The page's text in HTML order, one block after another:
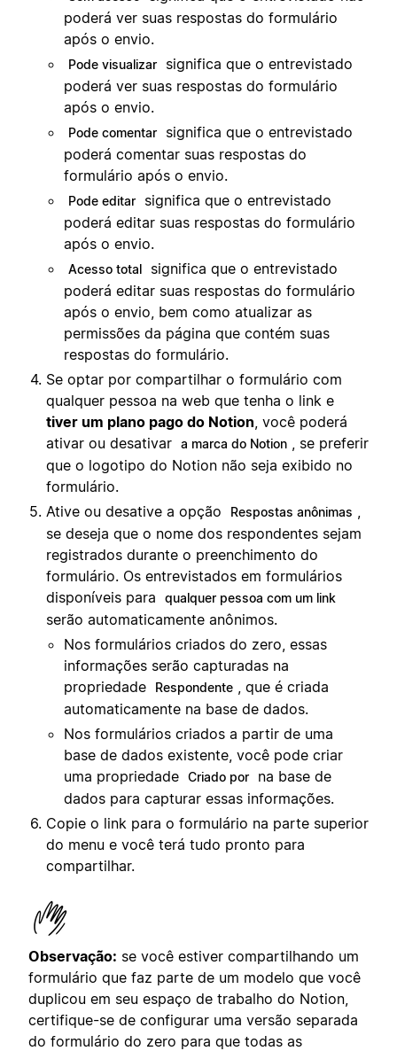
poderá ver suas respostas do formulário
após o envio.
Pode visualizar
significa que o entrevistado
poderá ver suas respostas do formulário
após o envio.
Pode comentar
significa que o entrevistado
poderá comentar suas respostas do
formulário após o envio.
Pode editar
significa que o entrevistado
poderá editar suas respostas do formulário
após o envio.
Acesso total
significa que o entrevistado
poderá editar suas respostas do formulário
após o envio, bem como atualizar as
permissões da página que contém suas
respostas do formulário.
Se optar por compartilhar o formulário com
qualquer pessoa na web que tenha o link e
tiver um plano pago do Notion, você poderá
ativar ou desativar a marca do Notion , se preferir
que o logotipo do Notion não seja exibido no
formulário.
Ative ou desative a opção
Respostas anônimas ,
se deseja que o nome dos respondentes sejam
registrados durante o preenchimento do
formulário. Os entrevistados em formulários
disponíveis para
qualquer pessoa com um link
serão automaticamente anônimos.
Nos formulários criados do zero, essas
informações serão capturadas na
propriedade
Respondente , que é criada
automaticamente na base de dados.
Nos formulários criados a partir de uma
base de dados existente, você pode criar
uma propriedade Criado por
na base de
dados para capturar essas informações.
Copie o link para o formulário na parte superior
do menu e você terá tudo pronto para
compartilhar.
Observação: se você estiver compartilhando um
formulário que faz parte de um modelo que você
duplicou em seu espaço de trabalho do Notion,
certifique-se de configurar uma versão separada
do formulário do zero para que todas as